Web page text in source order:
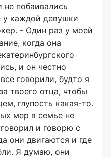
не побаивались
у каждой девушки
- Один раз у моей
когда она
и он честно
говорили, будто я
твоего отца, чтобы
глупость какая-то.
мер в семье не
и говорю с
они двигаются и где
Я думаю, они